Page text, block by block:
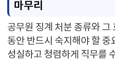
마무리
공무원 징계 처분 종류와 그
동안 반드시 숙지해야 할
성실하고 청렴하게 직무를